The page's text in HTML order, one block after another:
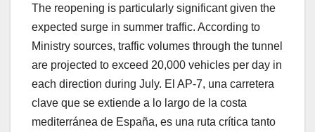
The reopening is particularly significant given the
expected surge in summer traffic. According to
Ministry sources, traffic volumes through the tunnel
are projected to exceed 20,000 vehicles per day in
each direction during July. El AP-7, una carretera
clave que se extiende a lo largo de la costa
mediterránea de España, es una ruta crítica tanto